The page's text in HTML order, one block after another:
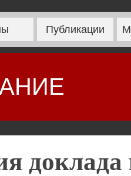
Публикации
доклада